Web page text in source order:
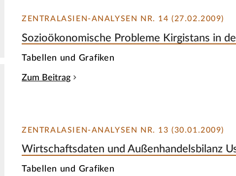
ZENTRALASIEN-ANALYSEN NR. 14 (27.02.2009)
Sozioökonomische Probleme Kirgistans in
Tabellen und Grafiken
Zum Beitrag
ZENTRALASIEN-ANALYSEN NR. 13 (30.01.2009)
Wirtschaftsdaten und Außenhandelsbilanz
Tabellen und Grafiken